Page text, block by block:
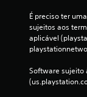
É preciso ter
sujeitos aos
aplicável
Software sujeito